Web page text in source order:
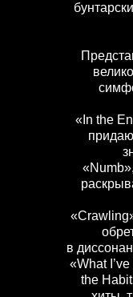
«In the
в
«What
the